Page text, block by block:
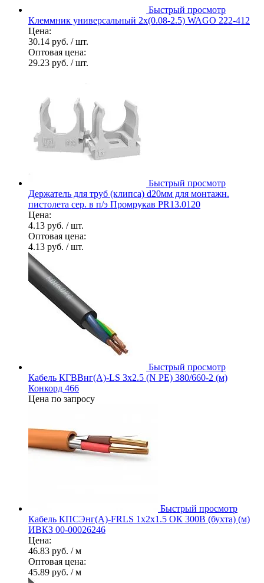
Быстрый просмотр
Клеммник универсальный 2х(0.08-2.5) WAGO 222-412
Цена:
30.14 руб. / шт.
Оптовая цена:
29.23 руб. / шт.
Быстрый просмотр
Держатель для труб (клипса) d20мм для монтажн.
пистолета сер. в п/э Промрукав PR13.0120
Цена:
4.13 руб. / шт.
Оптовая цена:
4.13 руб. / шт.
Быстрый просмотр
Кабель КГВВнг(А)-LS 3х2.5 (N PE) 380/660-2 (м)
Конкорд 466
Цена по запросу
Быстрый просмотр
Кабель КПСЭнг(А)-FRLS 1х2х1.5 ОК 300В (бухта) (м)
ИВКЗ 00-00026246
Цена:
46.83 руб. / м
Оптовая цена:
45.89 руб. / м